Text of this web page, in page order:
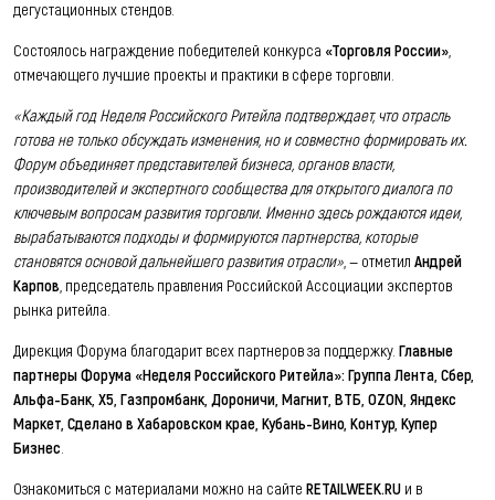
дегустационных стендов.
Состоялось награждение победителей конкурса «Торговля России»
отмечающего лучшие проекты и практики в сфере торговли.
«Каждый год Неделя Российского Ритейла подтверждает, что отрасль
готова не только обсуждать изменения, но и совместно формировать их.
Форум объединяет представителей бизнеса, органов власти,
производителей и экспертного сообщества для открытого диалога по
ключевым вопросам развития торговли. Именно здесь рождаются идеи,
вырабатываются подходы и формируются партнерства, которые
становятся основой дальнейшего развития отрасли» , — отметил Андрей
Карпов , председатель правления Российской Ассоциации экспертов
рынка ритейла.
Дирекция Форума благодарит всех партнеров за поддержку. Главные
партнеры Форума «Неделя Российского Ритейла»: Группа Лента, Сбер,
Альфа-Банк, Х5, Газпромбанк, Дороничи, Магнит, ВТБ, OZON, Яндекс
Маркет, Сделано в Хабаровском крае, Кубань-Вино, Контур, Купер
Бизнес
Ознакомиться с материалами можно на сайте RETAILWEEK.RU и в